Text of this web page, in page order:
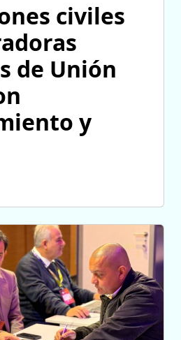
civiles
de Unión
y